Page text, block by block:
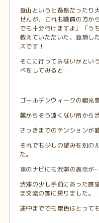
登山というと過酷だったり
せんが、これも職員の方か
でも十分行けますよ」「う
教えていただいた、登頂し
スです！
そこに行ってみないかとい
べをしてみると…
ゴールデンウィークの観光
麓からそう遠くない所から
さっきまでのテンションが
それでも少しの望みを別の
た。
車のナビにも渋滞の表示が…
渋滞の少し手前にあった展
ま交流の家に戻りました。
途中まででも景色はとって